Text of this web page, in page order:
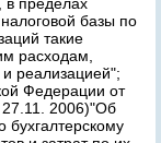
базы по
такие
расходам,
реализацией";
Федерации от
2006)"Об
бухгалтерскому